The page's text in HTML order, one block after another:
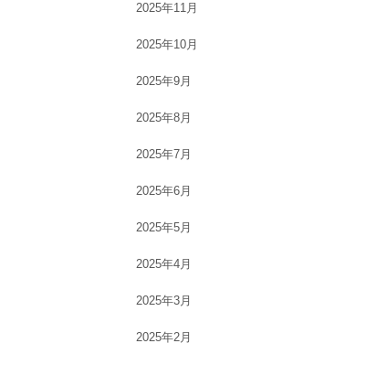
2025年11月
2025年10月
2025年9月
2025年8月
2025年7月
2025年6月
2025年5月
2025年4月
2025年3月
2025年2月